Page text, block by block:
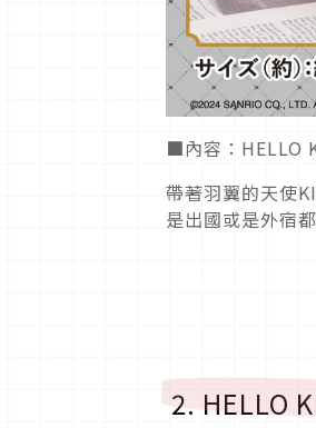
■內容：HELLO
帶著羽翼的天使
是出國或是外宿
2. HELLO